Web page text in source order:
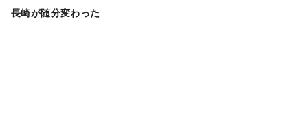
長崎が随分変わった